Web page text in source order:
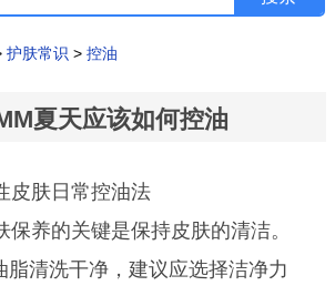
护肤常识 > 控油
夏天应该如何控油
肤日常控油法
养的关键是保持皮肤的清洁。
脂清洗干净，建议应选择洁净力